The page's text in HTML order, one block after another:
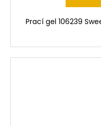
Prací gel 106239